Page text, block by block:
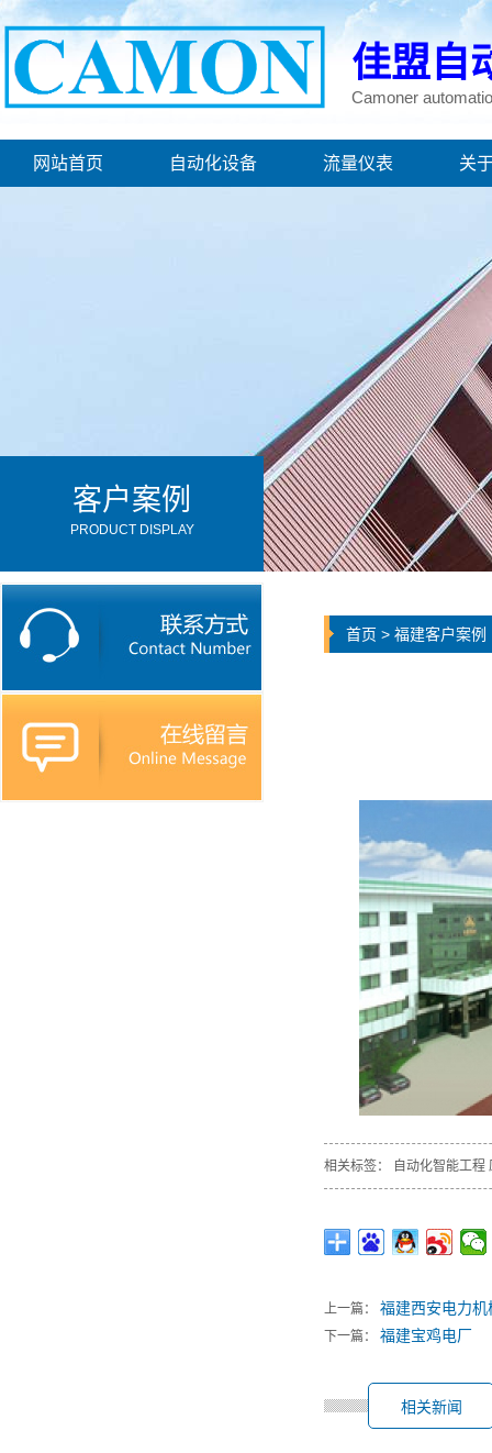
佳盟自
Camoner
网站首页 自动化设备 流量仪表 关
客户案例
PRODUCT DISPLAY
首页 > 福建客户案例
相关标签： 自动化智能工程
上一篇： 福建西安电力机
下一篇： 福建宝鸡电厂
相关新闻